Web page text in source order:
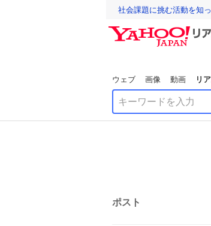
社会課題に挑む活動を知
ウェブ 画像 動画 リ
ポスト